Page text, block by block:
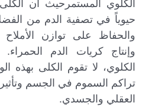
الكلوي المستمرحيث أن
حيوياً في تصفية الدم من
والحفاظ على توازن
وإنتاج كريات الدم
الكلوي، لا تقوم الكلى بهذه
تراكم السموم في الجسم
العقلي والجسدي.